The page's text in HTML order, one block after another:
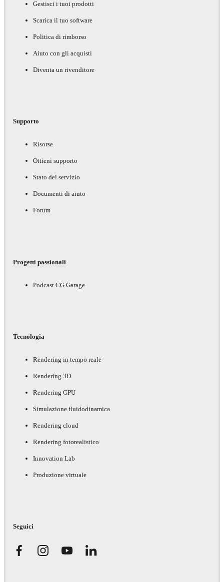
Gestisci i tuoi prodotti
Scarica il tuo software
Politica di rimborso
Aiuto con gli acquisti
Diventa un rivenditore
Supporto
Risorse
Ottieni supporto
Stato del servizio
Documenti di aiuto
Forum
Progetti passionali
Podcast CG Garage
Tecnologia
Rendering in tempo reale
Rendering 3D
Rendering GPU
Simulazione fluidodinamica
Rendering cloud
Rendering fotorealistico
Innovation Lab
Produzione virtuale
Seguici